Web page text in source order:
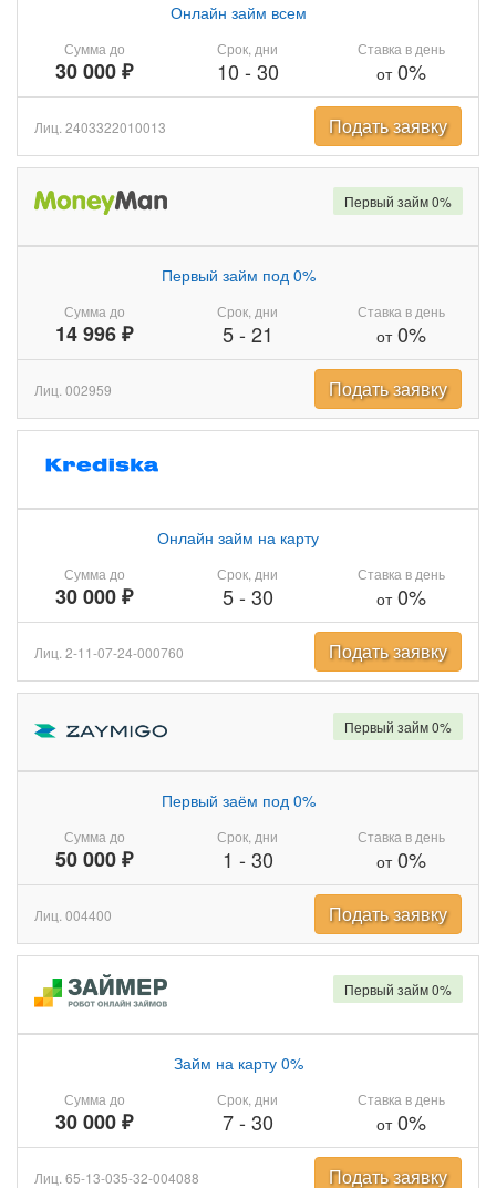
Сумма до
30 000 ₽
Онлайн займ всем
Срок, дни
10 - 30
Ставка в день
от0%
Лиц. 2403322010013 Подать заявку
Сумма до
14 996 ₽
Первый займ под 0%
Срок, дни
5- 21
Ставка в день
от0%
Первый займ 0%
Лиц. 002959 Подать заявку
Сумма до
30 000 ₽
Онлайн займ на карту
Срок, дни
5- 30
Ставка в день
от0%
Лиц. 2-11-07-24-000760 Подать заявку
Сумма до
50 000 ₽
Первый заём под 0%
Срок, дни
1 - 30
Ставка в день
от0%
Первый займ 0%
Лиц. 004400 Подать заявку
Сумма до
30 000 ₽
Займ на карту 0%
Срок, дни
7- 30
Ставка в день
от0%
Первый займ 0%
Лиц. 65-13-035-32-004088 Подать заявку